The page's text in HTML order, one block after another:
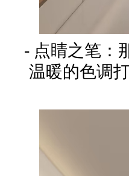
- 点睛之笔：
温暖的色调